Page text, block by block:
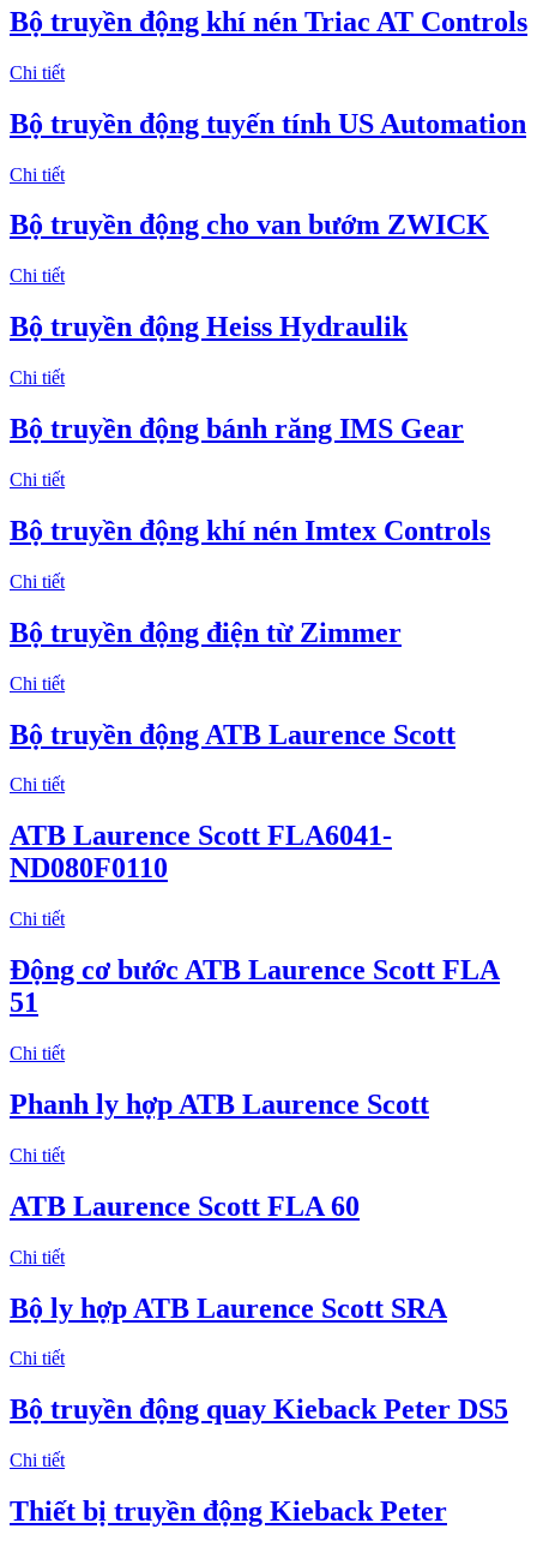
Bộ truyền động khí nén Triac AT Controls
Chi tiết
Bộ truyền động tuyến tính US Automation
Chi tiết
Bộ truyền động cho van bướm ZWICK
Chi tiết
Bộ truyền động Heiss Hydraulik
Chi tiết
Bộ truyền động bánh răng IMS Gear
Chi tiết
Bộ truyền động khí nén Imtex Controls
Chi tiết
Bộ truyền động điện từ Zimmer
Chi tiết
Bộ truyền động ATB Laurence Scott
Chi tiết
ATB Laurence Scott FLA6041-
ND080F0110
Chi tiết
Động cơ bước ATB Laurence Scott FLA
51
Chi tiết
Phanh ly hợp ATB Laurence Scott
Chi tiết
ATB Laurence Scott FLA 60
Chi tiết
Bộ ly hợp ATB Laurence Scott SRA
Chi tiết
Bộ truyền động quay Kieback Peter DS5
Chi tiết
Thiết bị truyền động Kieback Peter